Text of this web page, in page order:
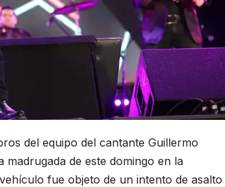
del equipo del cantante Guillermo
de este domingo en la
fue objeto de un intento de asalto